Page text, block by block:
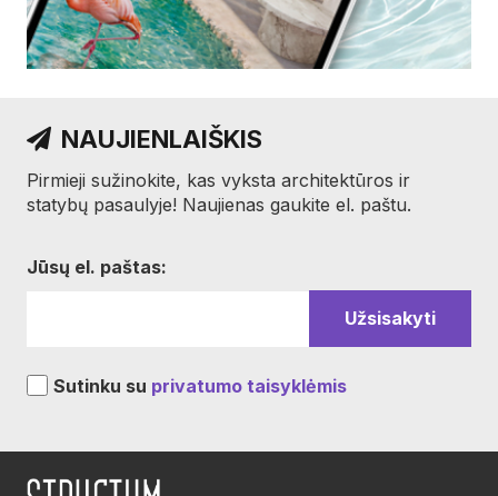
NAUJIENLAIŠKIS
Pirmieji sužinokite, kas vyksta architektūros ir
statybų pasaulyje! Naujienas gaukite el. paštu.
Jūsų el. paštas:
Sutinku su privatumo taisyklėmis